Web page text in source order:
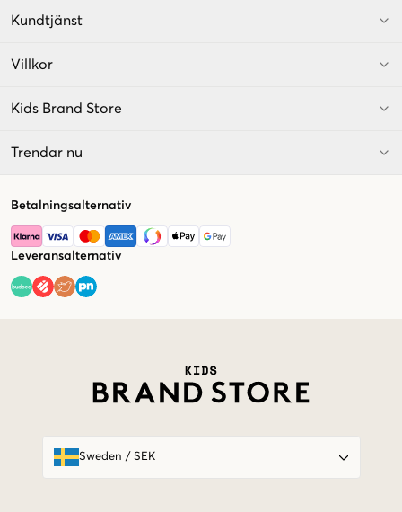
Kundtjänst
Villkor
Kids Brand Store
Trendar nu
Betalningsalternativ
Leveransalternativ
Sweden / SEK